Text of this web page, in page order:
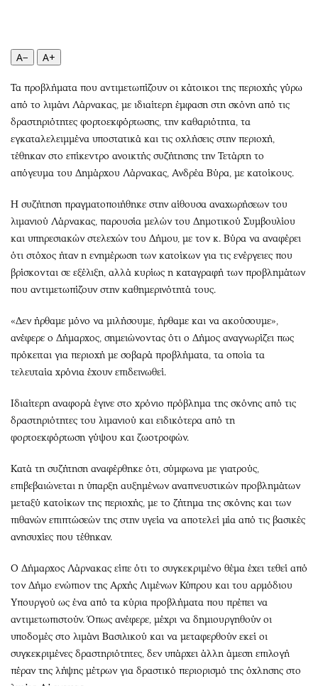
Παράξενα
Πολιτισμός
Σινεμά
Θέατρο-Χορός
Μουσική
Εικαστικά
Χειρόγραφα
Εκπομπές
Wine routes
Podcasts
Προσφορές
Επιστολές
A− A+
Τα προβλήματα που αντιμετωπίζουν οι κάτοικοι της περιοχής γύρω
από το λιμάνι Λάρνακας, με ιδιαίτερη έμφαση στη σκόνη από τις
δραστηριότητες φορτοεκφόρτωσης, την καθαριότητα, τα
εγκαταλελειμμένα υποστατικά και τις οχλήσεις στην περιοχή,
τέθηκαν στο επίκεντρο ανοικτής συζήτησης την Τετάρτη το
απόγευμα του Δημάρχου Λάρνακας, Ανδρέα Βύρα, με κατοίκους.
Η συζήτηση πραγματοποιήθηκε στην αίθουσα αναχωρήσεων του
λιμανιού Λάρνακας, παρουσία μελών του Δημοτικού Συμβουλίου
και υπηρεσιακών στελεχών του Δήμου, με τον κ. Βύρα να αναφέρει
ότι στόχος ήταν η ενημέρωση των κατοίκων για τις ενέργειες που
βρίσκονται σε εξέλιξη, αλλά κυρίως η καταγραφή των προβλημάτων
που αντιμετωπίζουν στην καθημερινότητά τους.
«Δεν ήρθαμε μόνο να μιλήσουμε, ήρθαμε και να ακούσουμε»,
ανέφερε ο Δήμαρχος, σημειώνοντας ότι ο Δήμος αναγνωρίζει πως
πρόκειται για περιοχή με σοβαρά προβλήματα, τα οποία τα
τελευταία χρόνια έχουν επιδεινωθεί.
Ιδιαίτερη αναφορά έγινε στο χρόνιο πρόβλημα της σκόνης από τις
δραστηριότητες του λιμανιού και ειδικότερα από τη
φορτοεκφόρτωση γύψου και ζωοτροφών.
Κατά τη συζήτηση αναφέρθηκε ότι, σύμφωνα με γιατρούς,
επιβεβαιώνεται η ύπαρξη αυξημένων αναπνευστικών προβλημάτων
μεταξύ κατοίκων της περιοχής, με το ζήτημα της σκόνης και των
πιθανών επιπτώσεών της στην υγεία να αποτελεί μία από τις βασικές
ανησυχίες που τέθηκαν.
Ο Δήμαρχος Λάρνακας είπε ότι το συγκεκριμένο θέμα έχει τεθεί από
τον Δήμο ενώπιον της Αρχής Λιμένων Κύπρου και του αρμόδιου
Υπουργού ως ένα από τα κύρια προβλήματα που πρέπει να
αντιμετωπιστούν. Όπως ανέφερε, μέχρι να δημιουργηθούν οι
υποδομές στο λιμάνι Βασιλικού και να μεταφερθούν εκεί οι
συγκεκριμένες δραστηριότητες, δεν υπάρχει άλλη άμεση επιλογή
πέραν της λήψης μέτρων για δραστικό περιορισμό της όχλησης στο